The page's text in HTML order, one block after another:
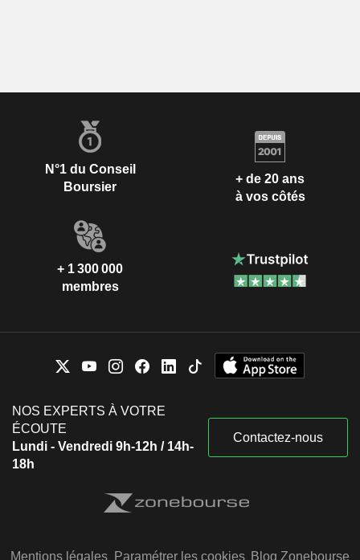
N°1 du Conseil
Boursier
+ de 20 ans
à vos côtés
+ 1 300 000
membres
NOS EXPERTS À VOTRE
ÉCOUTE
Lundi - Vendredi 9h-12h / 14h-
18h
Contactez-nous
Mentions légales Paramétrer les cookies Blog Zonebourse